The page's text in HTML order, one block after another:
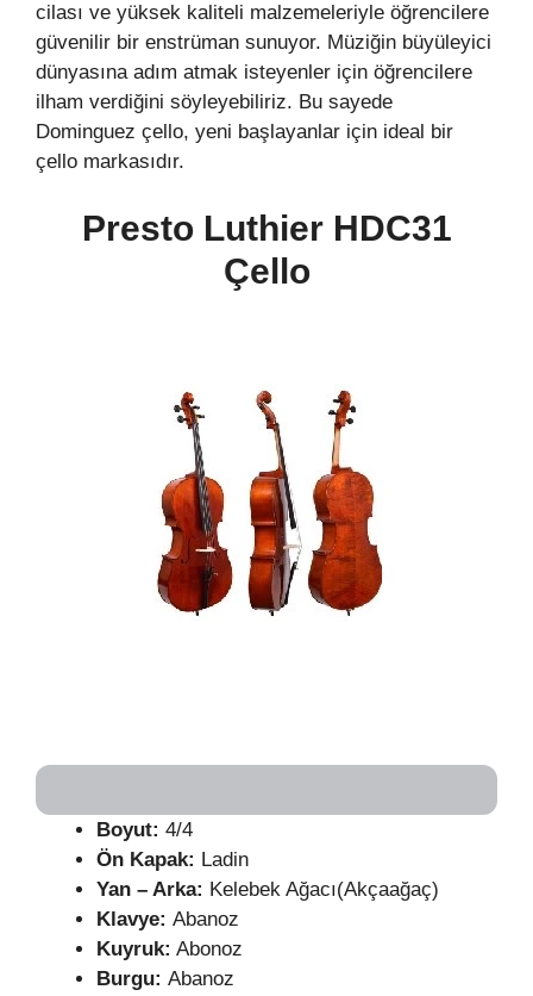
cilası ve yüksek kaliteli malzemeleriyle öğrencilere
güvenilir bir enstrüman sunuyor. Müziğin büyüleyici
dünyasına adım atmak isteyenler için öğrencilere
ilham verdiğini söyleyebiliriz. Bu sayede
Dominguez çello, yeni başlayanlar için ideal bir
çello markasıdır.
Presto Luthier HDC31
Çello
Boyut: 4/4
Ön Kapak: Ladin
Yan – Arka: Kelebek Ağacı(Akçaağaç)
Klavye: Abanoz
Kuyruk: Abonoz
Burgu: Abanoz